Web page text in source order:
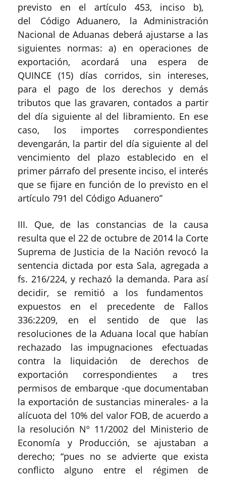
previsto en el artículo 453, inciso b),
del Código Aduanero, la Administración
Nacional de Aduanas deberá ajustarse a las
siguientes normas: a) en operaciones de
exportación, acordará una espera de
QUINCE (15) días corridos, sin intereses,
para el pago de los derechos y demás
tributos que las gravaren, contados a partir
del día siguiente al del libramiento. En ese
caso, los importes correspondientes
devengarán, la partir del día siguiente al del
vencimiento del plazo establecido en el
primer párrafo del presente inciso, el interés
que se fijare en función de lo previsto en el
artículo 791 del Código Aduanero”
III. Que, de las constancias de la causa
resulta que el 22 de octubre de 2014 la Corte
Suprema de Justicia de la Nación revocó la
sentencia dictada por esta Sala, agregada a
fs. 216/224, y rechazó la demanda. Para así
decidir, se remitió a los fundamentos
expuestos en el precedente de Fallos
336:2209, en el sentido de que las
resoluciones de la Aduana local que habían
rechazado las impugnaciones efectuadas
contra la liquidación de derechos de
exportación correspondientes a tres
permisos de embarque -que documentaban
la exportación de sustancias minerales- a la
alícuota del 10% del valor FOB, de acuerdo a
la resolución Nº 11/2002 del Ministerio de
Economía y Producción, se ajustaban a
derecho; “pues no se advierte que exista
conflicto alguno entre el régimen de